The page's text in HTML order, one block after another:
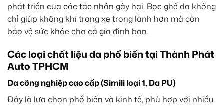
phát triển của các tác nhân gây hại. Bọc ghế da không
chỉ giúp không khí trong xe trong lành hơn mà còn
bảo vệ sức khỏe cho cả gia đình bạn.
Các loại chất liệu da phổ biến tại Thành Phát
Auto TPHCM
Da công nghiệp cao cấp (Simili loại 1, Da PU)
Đây là lựa chọn phổ biến và kinh tế, phù hợp với nhiều